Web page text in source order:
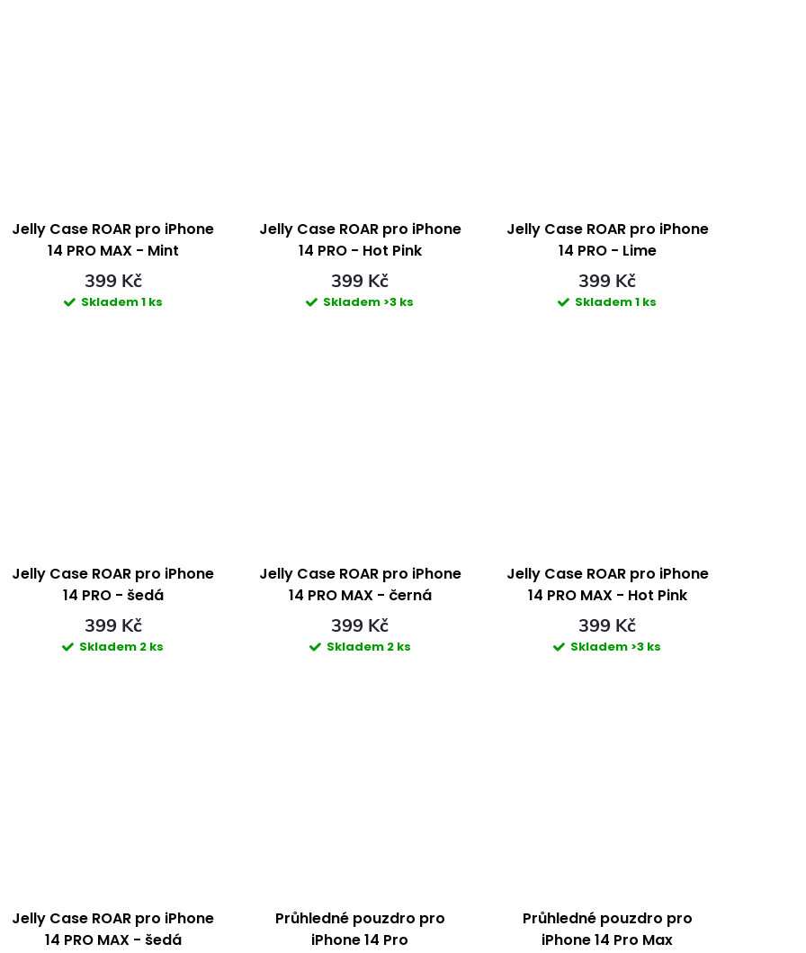
Jelly Case ROAR pro iPhone
14 PRO MAX - Mint
399 Kč
Skladem1 ks
Jelly Case ROAR pro iPhone
14 PRO - Hot Pink
399 Kč
Skladem >3 ks
Jelly Case ROAR pro iPhone
14 PRO - Lime
399 Kč
Skladem1 ks
Jelly Case ROAR pro iPhone
14 PRO - šedá
399 Kč
Skladem 2 ks
Jelly Case ROAR pro iPhone
14 PRO MAX - černá
399 Kč
Skladem 2 ks
Jelly Case ROAR pro iPhone
14 PRO MAX - Hot Pink
399 Kč
Skladem >3 ks
Jelly Case ROAR pro iPhone
14 PRO MAX - šedá
Průhledné pouzdro pro
iPhone 14 Pro
Průhledné pouzdro pro
iPhone 14 Pro Max